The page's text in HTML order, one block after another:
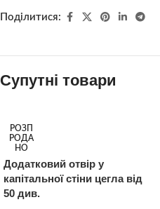
Поділитися:
Супутні товари
РОЗП
РОДА
НО
Додатковий отвір у
капітальної стіни цегла від
50 див.